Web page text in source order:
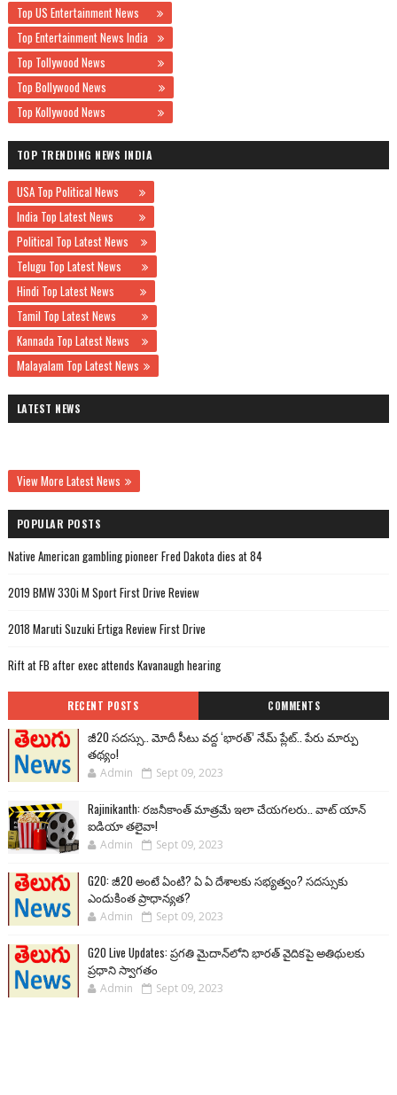
Top US Entertainment News
Top Entertainment News India
Top Tollywood News
Top Bollywood News
Top Kollywood News
TOP TRENDING NEWS INDIA
USA Top Political News
India Top Latest News
Political Top Latest News
Telugu Top Latest News
Hindi Top Latest News
Tamil Top Latest News
Kannada Top Latest News
Malayalam Top Latest News
LATEST NEWS
View More Latest News
POPULAR POSTS
Native American gambling pioneer Fred Dakota dies at 84
2019 BMW 330i M Sport First Drive Review
2018 Maruti Suzuki Ertiga Review First Drive
Rift at FB after exec attends Kavanaugh hearing
RECENT POSTS COMMENTS
జీ20 సదస్సు.. మోదీ సీటు వద్ద ‘భారత్’ నేమ్ ప్లేట్‌.. పేరు మార్పు
తథ్యం!
Admin Sept 09, 2023
Rajinikanth: రజనీకాంత్ మాత్రమే ఇలా చేయగలరు.. వాట్ యాన్
ఐడియా తలైవా!
Admin Sept 09, 2023
G20: జీ20 అంటే ఏంటి? ఏ ఏ దేశాలకు సభ్యత్వం? సదస్సుకు
ఎందుకింత ప్రాధాన్యత?
Admin Sept 09, 2023
G20 Live Updates: ప్రగతి మైదాన్‌లోని భారత్ వైదికపై అతిథులకు
ప్రధాని స్వాగతం
Admin Sept 09, 2023